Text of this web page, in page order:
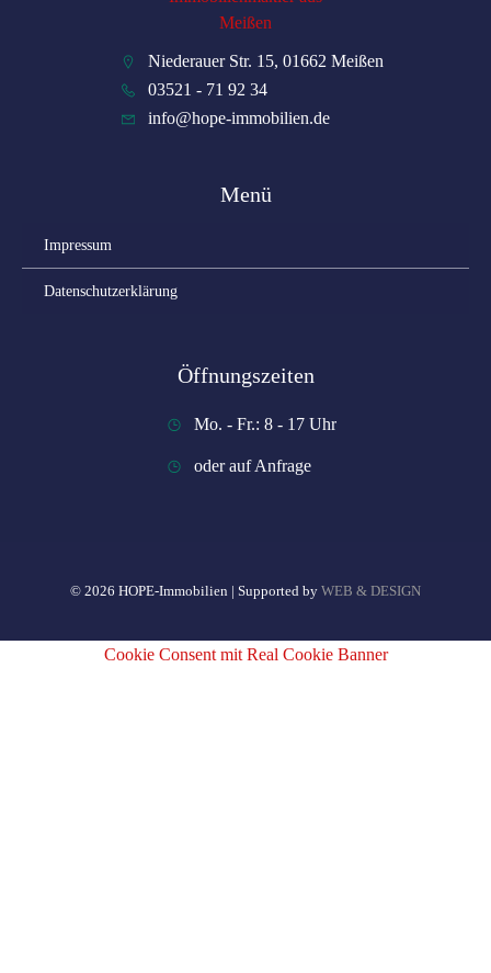
Niederauer Str. 15, 01662 Meißen
03521 - 71 92 34
info@hope-immobilien.de
Menü
Impressum
Datenschutzerklärung
Öffnungszeiten
Mo. - Fr.: 8 - 17 Uhr
oder auf Anfrage
© 2026 HOPE-Immobilien | Supported by WEB & DESIGN
Cookie Consent mit Real Cookie Banner